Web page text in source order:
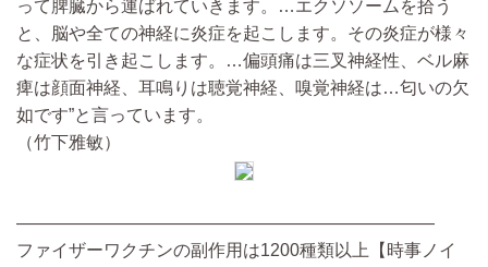
って脾臓から運ばれていきます。…エクソソームを拾う
と、脳や全ての神経に炎症を起こします。その炎症が様々
な症状を引き起こします。…偏頭痛は三叉神経性、ベル麻
痺は顔面神経、耳鳴りは聴覚神経、嗅覚神経は…匂いの欠
如です”と言っています。
（竹下雅敏）
————————————————————————
ファイザーワクチンの副作用は1200種類以上【時事ノイ